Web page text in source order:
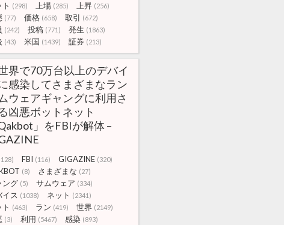
ト (298) 上場 (285) 上昇 (256)
(77) 価格 (658) 取引 (672)
(242) 投稿 (771) 発生 (1863)
(43) 米国 (1439) 証券 (213)
界で70万台以上のデバイ
感染してさまざまなラン
ウェアギャングに利用さ
凶悪ボットネット
Qakbot」をFBIが解体 –
FBI (116) GIGAZINE (320)
(8) さまざまな (27)
ング (5) サムウェア (334)
イス (1038) ネット (2341)
(463) ラン (419) 世界 (2149)
(3) 利用 (5467) 感染 (893)